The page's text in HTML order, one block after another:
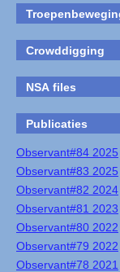
Crowddigging
NSA files
Publicaties
Observant#84 2025
Observant#83 2025
Observant#82 2024
Observant#81 2023
Observant#80 2022
Observant#79 2022
Observant#78 2021